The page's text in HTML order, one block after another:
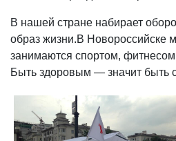
В нашей стране набирает
образ жизни.В Новороссийске
занимаются спортом,
Быть здоровым — значит быть